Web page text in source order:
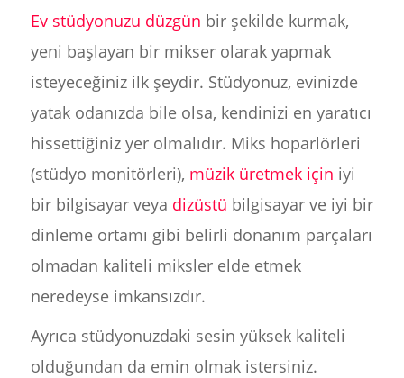
Ev stüdyonuzu düzgün bir şekilde kurmak,
yeni başlayan bir mikser olarak yapmak
isteyeceğiniz ilk şeydir. Stüdyonuz, evinizde
yatak odanızda bile olsa, kendinizi en yaratıcı
hissettiğiniz yer olmalıdır. Miks hoparlörleri
(stüdyo monitörleri), müzik üretmek için iyi
bir bilgisayar veya dizüstü bilgisayar ve iyi bir
dinleme ortamı gibi belirli donanım parçaları
olmadan kaliteli miksler elde etmek
neredeyse imkansızdır.
Ayrıca stüdyonuzdaki sesin yüksek kaliteli
olduğundan da emin olmak istersiniz.